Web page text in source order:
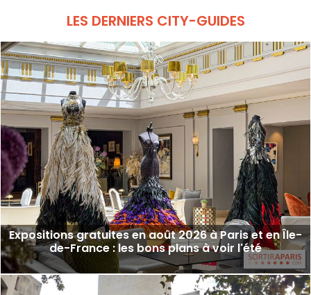
Dôme, qui saura séduire petits et grands.
LES DERNIERS CITY-GUIDES
Expositions gratuites en août 2026 à Paris et en Île-
de-France : les bons plans à voir l'été